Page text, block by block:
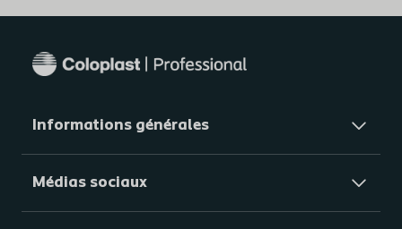
Informations générales​
Médias sociaux